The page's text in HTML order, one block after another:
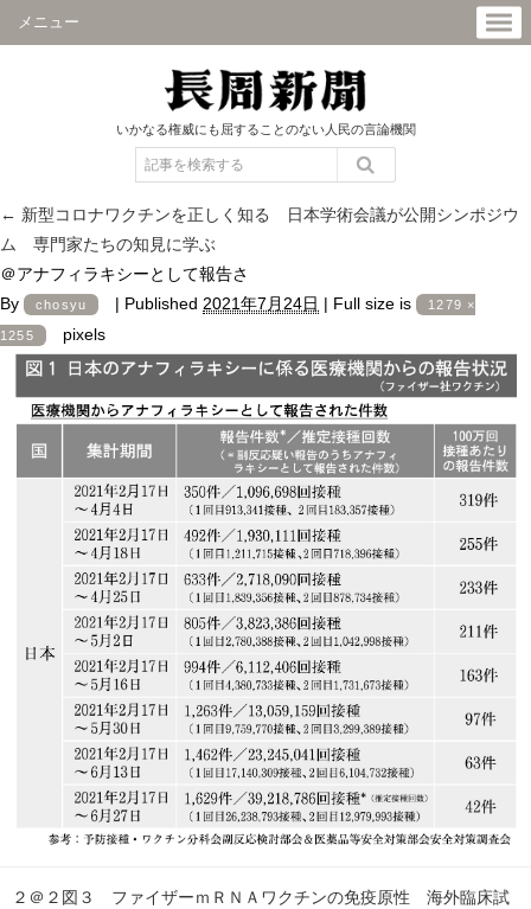
メニュー
いかなる権威にも屈することのない人民の言論機関
← 新型コロナワクチンを正しく知る 日本学術会議が公開シンポジウ
ム 専門家たちの知見に学ぶ
＠アナフィラキシーとして報告さ
By
chosyu | Published 2021年7月24日 | Full size is 1279 ×
1255 pixels
２＠２図３ ファイザーｍＲＮＡワクチンの免疫原性 海外臨床試